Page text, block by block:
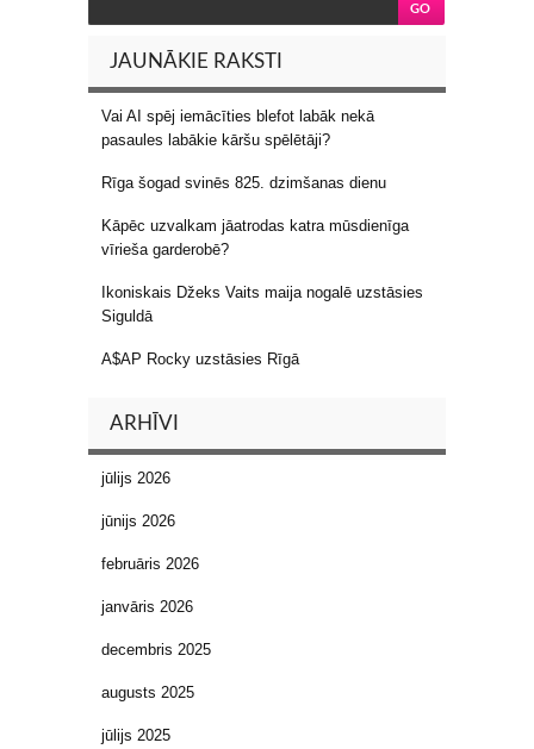
JAUNĀKIE RAKSTI
Vai AI spēj iemācīties blefot labāk nekā
pasaules labākie kāršu spēlētāji?
Rīga šogad svinēs 825. dzimšanas dienu
Kāpēc uzvalkam jāatrodas katra mūsdienīga
vīrieša garderobē?
Ikoniskais Džeks Vaits maija nogalē uzstāsies
Siguldā
A$AP Rocky uzstāsies Rīgā
ARHĪVI
jūlijs 2026
jūnijs 2026
februāris 2026
janvāris 2026
decembris 2025
augusts 2025
jūlijs 2025